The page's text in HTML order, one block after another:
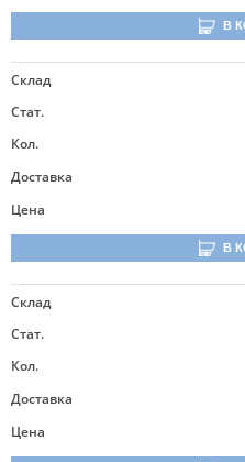
В
Склад
Стат.
Кол.
Доставка
Цена
В
Склад
Стат.
Кол.
Доставка
Цена